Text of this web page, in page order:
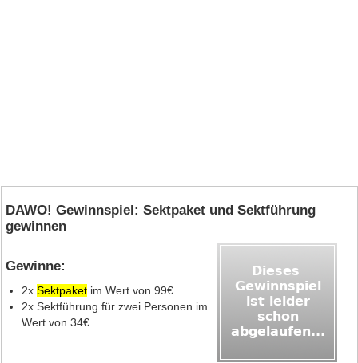
DAWO! Gewinnspiel: Sektpaket und Sektführung
gewinnen
Gewinne:
2x Sektpaket im Wert von 99€
2x Sektführung für zwei Personen im
Wert von 34€